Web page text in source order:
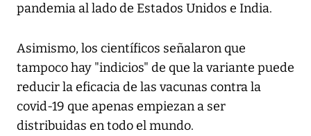
pandemia al lado de Estados Unidos e India.
Asimismo, los científicos señalaron que
tampoco hay "indicios" de que la variante puede
reducir la eficacia de las vacunas contra la
covid-19 que apenas empiezan a ser
distribuidas en todo el mundo.